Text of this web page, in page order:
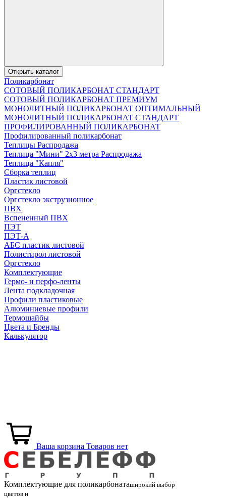
Открыть каталог
Поликарбонат
СОТОВЫЙ ПОЛИКАРБОНАТ СТАНДАРТ
СОТОВЫЙ ПОЛИКАРБОНАТ ПРЕМИУМ
МОНОЛИТНЫЙ ПОЛИКАРБОНАТ ОПТИМАЛЬНЫЙ
МОНОЛИТНЫЙ ПОЛИКАРБОНАТ СТАНДАРТ
ПРОФИЛИРОВАННЫЙ ПОЛИКАРБОНАТ
Профилированный поликарбонат
Теплицы Распродажа
Теплица "Мини" 2х3 метра Распродажа
Теплица "Капля"
Сборка теплиц
Пластик листовой
Оргстекло
Оргстекло экструзионное
ПВХ
Вспененный ПВХ
ПЭТ
ПЭТ-А
АБС пластик листовой
Полистирол листовой
Оргстекло
Комплектующие
Гермо- и перфо-ленты
Лента подкладочная
Профили пластиковые
Алюминиевые профили
Термошайбы
Цвета и Бренды
Калькулятор
Ваша корзина Товаров нет
Комплектующие для поликарбонаташирокий выбор
цветов и